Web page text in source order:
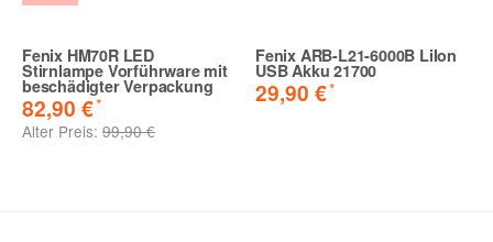
Fenix HM70R LED
Stirnlampe Vorführware mit
beschädigter Verpackung
82,90 €*
Alter Preis: 99,90 €
Fenix ARB-L21-6000B LiIon
USB Akku 21700
29,90 €*